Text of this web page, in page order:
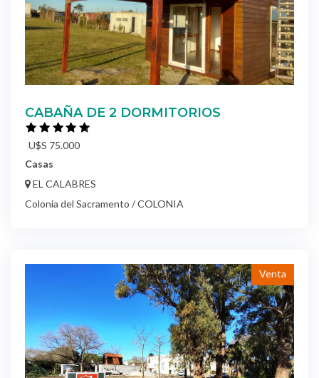
CABAÑA DE 2 DORMITORIOS
U$S 75.000
Casas
EL CALABRES
Colonia del Sacramento / COLONIA
Venta